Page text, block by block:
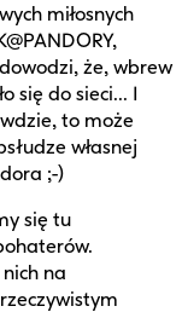
miłosnych
że, wbrew
się do sieci... I
to może
własnej
;-)
się tu
na